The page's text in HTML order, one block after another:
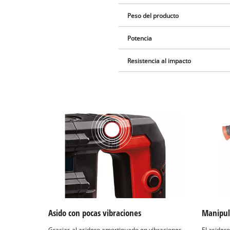
Peso del producto
Potencia
Resistencia al impacto
Asido con pocas vibraciones